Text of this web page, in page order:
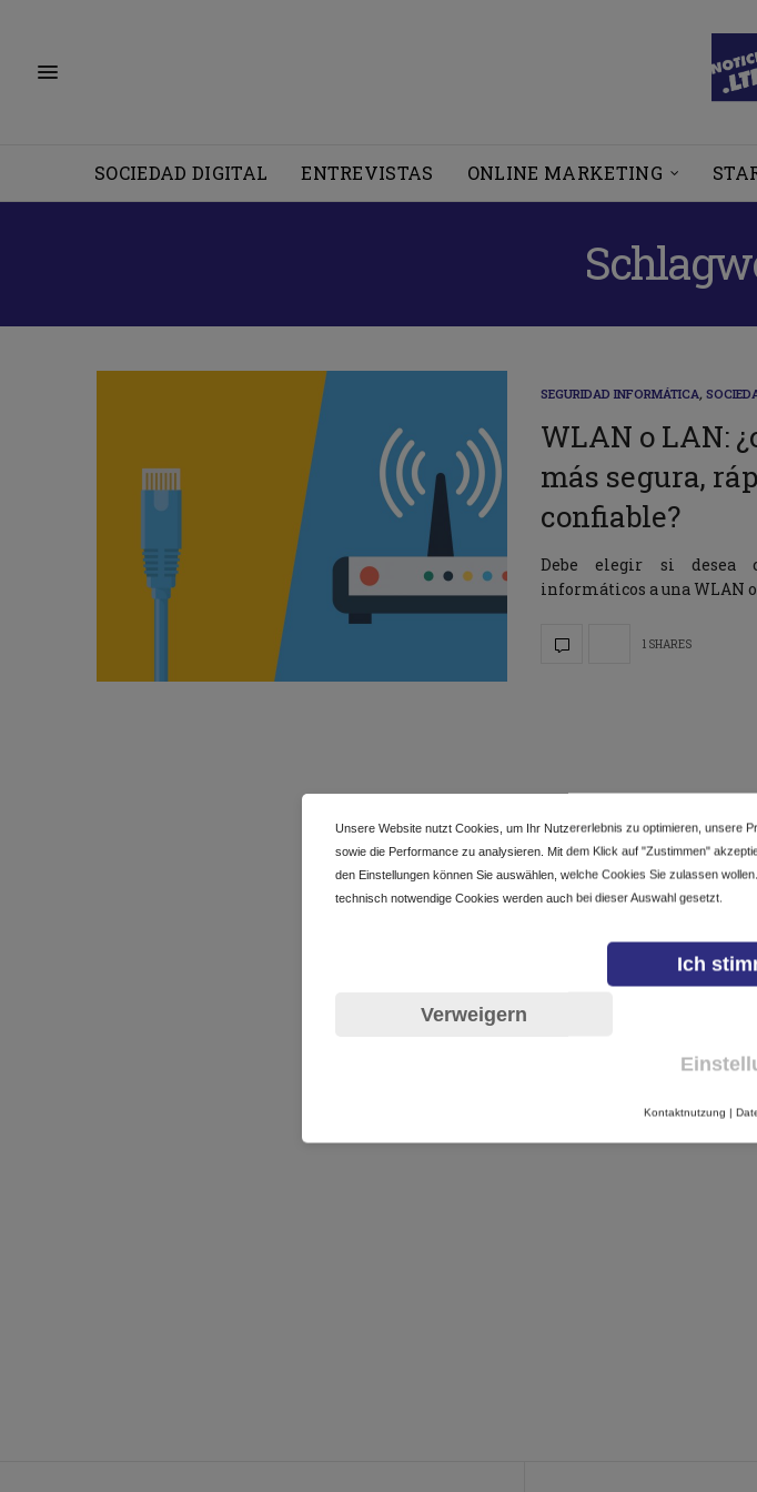
SOCIEDAD DIGITAL ENTREVISTAS ONLINE MARKETING
SEGURIDAD INFORMÁTICA,
WLAN o LAN:
más segura,
confiable?
Debe elegir si desea
informáticos a una WLAN o
1 SHARES
Unsere Website nutzt Cookies, um Ihr Nutzererlebnis zu optimieren, unsere
sowie die Performance zu analysieren. Mit dem Klick auf "Zustimmen"
den Einstellungen können Sie auswählen, welche Cookies Sie zulassen
technisch notwendige Cookies werden auch bei dieser Auswahl gesetzt.
Ich
Verweigern
Kontaktnutzung |